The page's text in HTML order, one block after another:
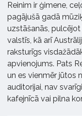
Reinim ir ģimene,
pagājušā gadā
uzstāšanās, pulcējot
valstīs, kā arī
raksturīgs
apvienojums. Pats
un es vienmēr jūtos
auditorijai, nav
kafejnīcā vai pilna